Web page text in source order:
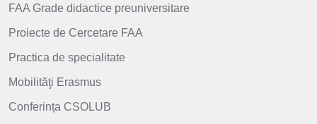
FAA Grade didactice preuniversitare
Proiecte de Cercetare FAA
Practica de specialitate
Mobilităţi Erasmus
Conferința CSOLUB